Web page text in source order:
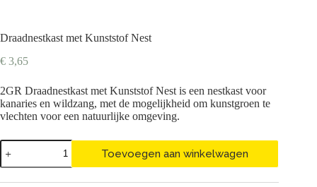
Draadnestkast met Kunststof Nest
€ 3,65
2GR Draadnestkast met Kunststof Nest is een nestkast voor
kanaries en wildzang, met de mogelijkheid om kunstgroen te
vlechten voor een natuurlijke omgeving.
Draadnestkast
met
Kunststof
Nest
Toevoegen aan winkelwagen